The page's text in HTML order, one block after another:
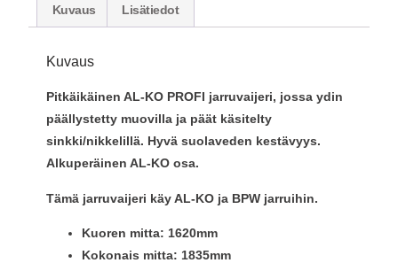
Kuvaus Lisätiedot
Kuvaus
Pitkäikäinen AL-KO PROFI jarruvaijeri, jossa ydin
päällystetty muovilla ja päät käsitelty
sinkki/nikkelillä. Hyvä suolaveden kestävyys.
Alkuperäinen AL-KO osa.
Tämä jarruvaijeri käy AL-KO ja BPW jarruihin.
Kuoren mitta: 1620mm
Kokonais mitta: 1835mm